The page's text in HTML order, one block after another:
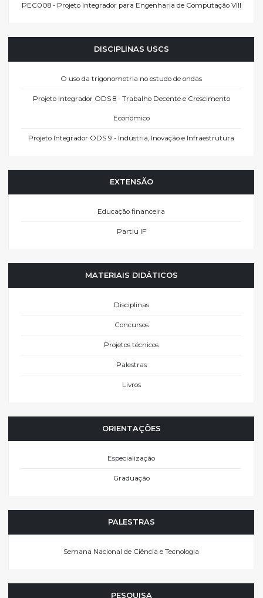
PEC008 - Projeto Integrador para Engenharia de Computação VIII
DISCIPLINAS USCS
O uso da trigonometria no estudo de ondas
Projeto Integrador ODS 8 - Trabalho Decente e Crescimento
Econômico
Projeto Integrador ODS 9 - Indústria, Inovação e Infraestrutura
EXTENSÃO
Educação financeira
Partiu IF
MATERIAIS DIDÁTICOS
Disciplinas
Concursos
Projetos técnicos
Palestras
Livros
ORIENTAÇÕES
Especialização
Graduação
PALESTRAS
Semana Nacional de Ciência e Tecnologia
PESQUISA